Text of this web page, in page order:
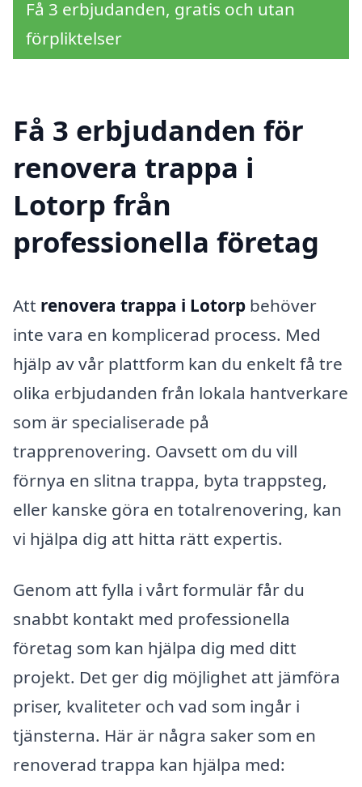
Få 3 erbjudanden, gratis och utan
förpliktelser
Få 3 erbjudanden för
renovera trappa i
Lotorp från
professionella företag
Att renovera trappa i Lotorp behöver
inte vara en komplicerad process. Med
hjälp av vår plattform kan du enkelt få tre
olika erbjudanden från lokala hantverkare
som är specialiserade på
trapprenovering. Oavsett om du vill
förnya en slitna trappa, byta trappsteg,
eller kanske göra en totalrenovering, kan
vi hjälpa dig att hitta rätt expertis.
Genom att fylla i vårt formulär får du
snabbt kontakt med professionella
företag som kan hjälpa dig med ditt
projekt. Det ger dig möjlighet att jämföra
priser, kvaliteter och vad som ingår i
tjänsterna. Här är några saker som en
renoverad trappa kan hjälpa med: